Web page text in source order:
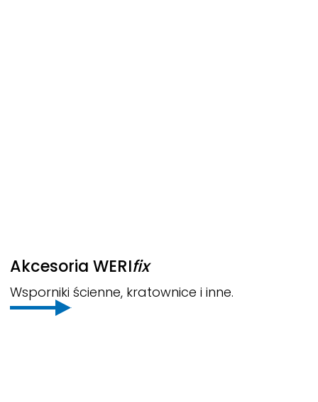
Akcesoria WERIfix
Wsporniki ścienne, kratownice i inne.